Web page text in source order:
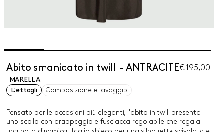
Abito smanicato in twill - ANTRACITE€ 195,00
MARELLA
Dettagli
Composizione e lavaggio
Pensato per le occasioni più eleganti, l'abito in twill presenta
uno scollo con drappeggio e fusciacca regolabile che regala